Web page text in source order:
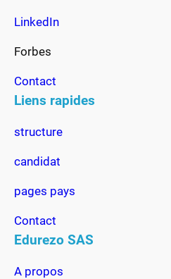
LinkedIn
Forbes
Contact
Liens rapides
structure
candidat
pages pays
Contact
Edurezo SAS
A propos